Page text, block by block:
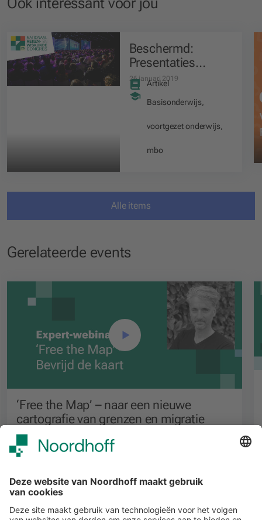
Beschermd:
Presentaties
Nationaal Reken-
en
Wiskundecongres
26 januari 2019
Artikel
Basisonderwijs,
voortgezet onderwijs,
mbo
Alle items
Gerelateerde events
‘Free the Map’ – naar een nieuwe
cartografie van grenzen en migratie
Voortgezet onderwijs